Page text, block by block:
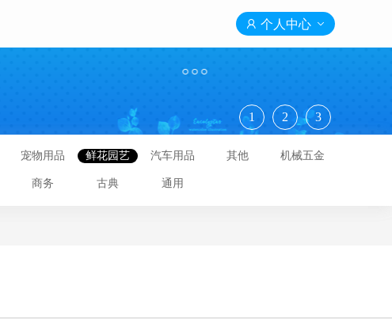
 个人中心 
1 2 3
宠物用品 鲜花园艺 汽车用品 其他 机械五金
商务 古典 通用